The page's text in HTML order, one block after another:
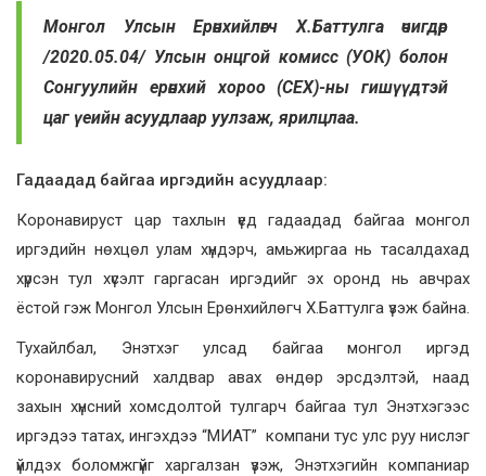
Монгол Улсын Ерөнхийлөгч Х.Баттулга өчигдөр
/2020.05.04/ Улсын онцгой комисс (УОК) болон
Сонгуулийн ерөнхий хороо (СЕХ)-ны гишүүдтэй
цаг үеийн асуудлаар уулзаж, ярилцлаа.
Гадаадад байгаа иргэдийн асуудлаар:
Коронавируст цар тахлын үед гадаадад байгаа монгол
иргэдийн нөхцөл улам хүндэрч, амьжиргаа нь тасалдахад
хүрсэн тул хүсэлт гаргасан иргэдийг эх оронд нь авчрах
ёстой гэж Монгол Улсын Ерөнхийлөгч Х.Баттулга үзэж байна.
Тухайлбал, Энэтхэг улсад байгаа монгол иргэд
коронавирусний халдвар авах өндөр эрсдэлтэй, наад
захын хүнсний хомсдолтой тулгарч байгаа тул Энэтхэгээс
иргэдээ татах, ингэхдээ “МИАТ” компани тус улс руу нислэг
үйлдэх боломжгүйг харгалзан үзэж, Энэтхэгийн компаниар